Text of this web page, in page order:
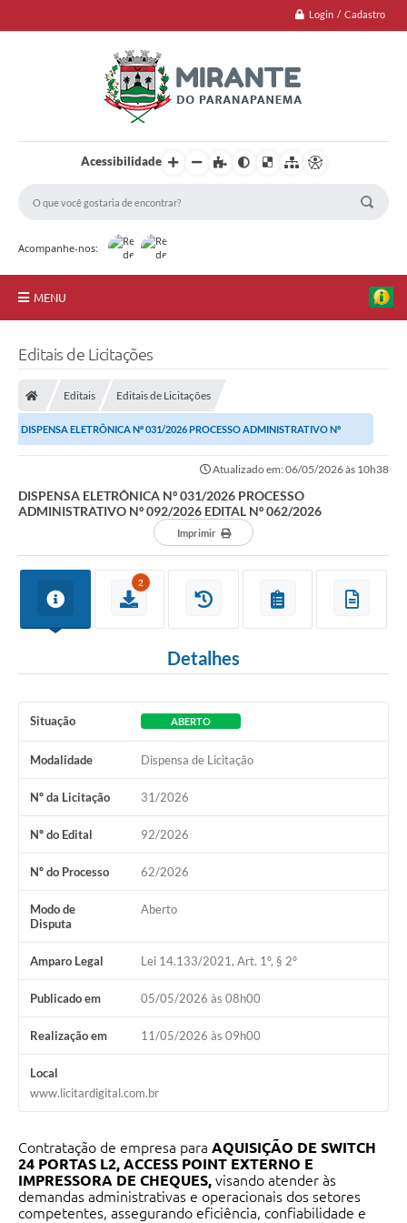
Login / Cadastro
Acessibilidade
Acompanhe-nos:
MENU
Transparência
Ouvidoria
Secretarias
Secretarias
Legislação
Audiências Públicas
Organograma
Notícias
Galeria de Fotos
Galeria de Vídeos
Arquivos para Download
Governo Digital
LGPD
Regimento Interno da Controladoria Interna
Pesquisa de satisfação
Turismo
Editais de Licitações
Editais Editais de Licitações
DISPENSA ELETRÔNICA Nº 031/2026 PROCESSO ADMINISTRATIVO Nº
Atualizado em: 06/05/2026 às 10h38
DISPENSA ELETRÔNICA Nº 031/2026 PROCESSO
ADMINISTRATIVO Nº 092/2026 EDITAL Nº 062/2026
Imprimir
2
Detalhes
Situação ABERTO
Modalidade Dispensa de Licitação
Nº da Licitação 31/2026
Nº do Edital 92/2026
Nº do Processo 62/2026
Modo de
Disputa
Aberto
Amparo Legal Lei 14.133/2021, Art. 1º, § 2º
Publicado em 05/05/2026 às 08h00
Realização em 11/05/2026 às 09h00
Local
www.licitardigital.com.br
Contratação de empresa para AQUISIÇÃO DE SWITCH
24 PORTAS L2, ACCESS POINT EXTERNO E
IMPRESSORA DE CHEQUES, visando atender às
demandas administrativas e operacionais dos setores
competentes, assegurando eficiência, confiabilidade e